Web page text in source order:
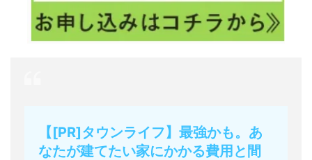
【[PR]タウンライフ】最強かも。あ
なたが建てたい家にかかる費用と間